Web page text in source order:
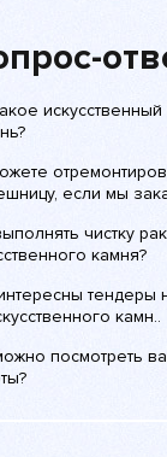
если мы
чистку
камня?
тендеры
камн..
посмотреть